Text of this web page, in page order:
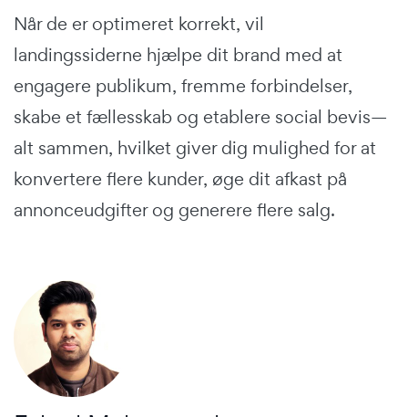
Når de er optimeret korrekt, vil
landingssiderne hjælpe dit brand med at
engagere publikum, fremme forbindelser,
skabe et fællesskab og etablere social bevis—
alt sammen, hvilket giver dig mulighed for at
konvertere flere kunder, øge dit afkast på
annonceudgifter og generere flere salg.